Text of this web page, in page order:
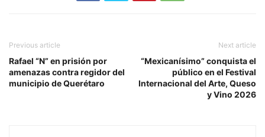
Previous article
Rafael “N” en prisión por
amenazas contra regidor del
municipio de Querétaro
Next article
“Mexicanísimo” conquista el
público en el Festival
Internacional del Arte, Queso
y Vino 2026